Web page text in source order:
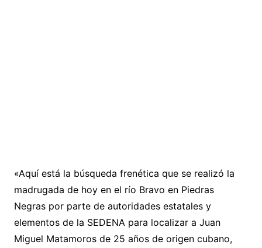
«Aquí está la búsqueda frenética que se realizó la
madrugada de hoy en el río Bravo en Piedras
Negras por parte de autoridades estatales y
elementos de la SEDENA para localizar a Juan
Miguel Matamoros de 25 años de origen cubano,